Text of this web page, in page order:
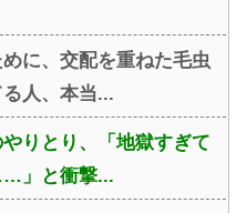
に、交配を重ねた毛虫
人、本当...
りとり、「地獄すぎて
」と衝撃...